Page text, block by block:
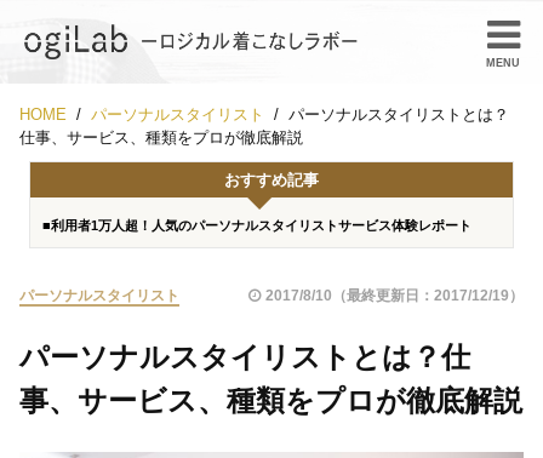
HOME パーソナルスタイリスト
パーソナルスタイリストとは？
仕事、サービス、種類をプロが徹底解説
おすすめ記事
■利用者1万人超！人気のパーソナルスタイリストサービス体験レポート
パーソナルスタイリスト 2017/8/10（最終更新日：2017/12/19）
パーソナルスタイリストとは？仕
事、サービス、種類をプロが徹底解説